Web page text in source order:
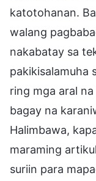
katotohanan.
walang
nakabatay sa
pakikisalamuha
ring mga aral
bagay na
Halimbawa,
maraming
suriin para